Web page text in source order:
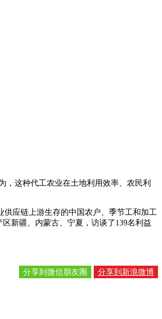
，这种代工农业在土地利用效率、农民利
应链上游生存的中国农户、季节工和加工
新疆、内蒙古、宁夏，访谈了139名利益
分享到新浪微博
分享到微信朋友圈